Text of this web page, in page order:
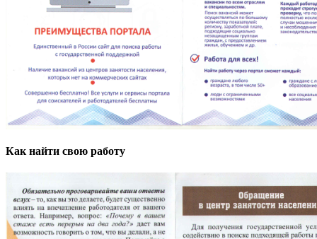
Как найти свою работу